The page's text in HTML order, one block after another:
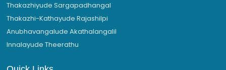
Thakazhiyude Sargapadhangal
Thakazhi-Kathayude Rajashilpi
Anubhavangalude Akathalangalil
Innalayude Theerathu